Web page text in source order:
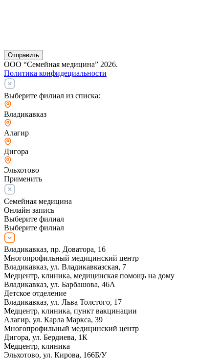
Отправить
ООО “Семейная медицина” 2026.
Политика конфидециальности
Выберите филиал из списка:
Владикавказ
Алагир
Дигора
Эльхотово
Применить
Семейная медицина
Онлайн запись
Выберите филиал
Выберите филиал
Владикавказ, пр. Доватора, 16
Многопрофильный медицинский центр
Владикавказ, ул. Владикавказская, 7
Медцентр, клиника, медицинская помощь на дому
Владикавказ, ул. Барбашова, 46А
Детское отделение
Владикавказ, ул. Льва Толстого, 17
Медцентр, клиника, пункт вакцинации
Алагир, ул. Карла Маркса, 39
Многопрофильный медицинский центр
Дигора, ул. Бердиева, 1К
Медцентр, клиника
Эльхотово, ул. Кирова, 166Б/У